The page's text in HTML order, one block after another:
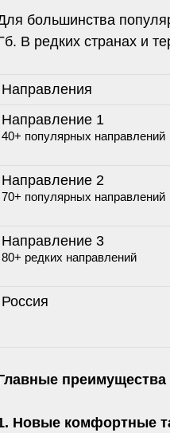
большинства
В редких странах и
Направления
Направление 1
40+ популярных направлений
Направление 2
70+ популярных направлений
Направление 3
80+ редких направлений
Россия
преимущества
Новые комфортные